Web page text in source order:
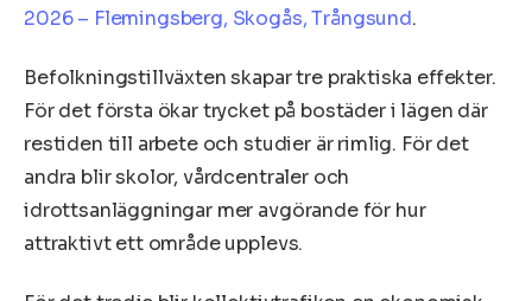
2026 – Flemingsberg, Skogås, Trångsund.
Befolkningstillväxten skapar tre praktiska effekter.
För det första ökar trycket på bostäder i lägen där
restiden till arbete och studier är rimlig. För det
andra blir skolor, vårdcentraler och
idrottsanläggningar mer avgörande för hur
attraktivt ett område upplevs.